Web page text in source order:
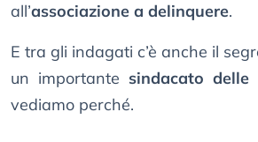
all’associazione a delinquere.
E tra gli indagati c’è anche il
un importante sindacato delle
vediamo perché.